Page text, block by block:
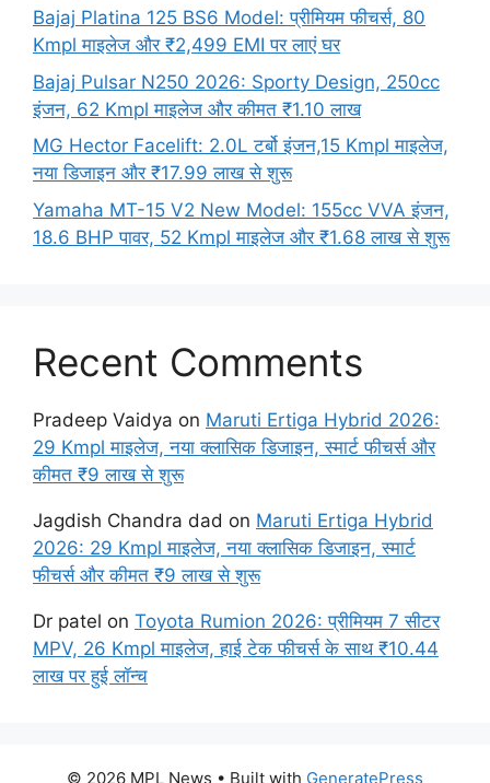
Bajaj Platina 125 BS6 Model: प्रीमियम फीचर्स, 80
Kmpl माइलेज और ₹2,499 EMI पर लाएं घर
Bajaj Pulsar N250 2026: Sporty Design, 250cc
इंजन, 62 Kmpl माइलेज और कीमत ₹1.10 लाख
MG Hector Facelift: 2.0L टर्बो इंजन,15 Kmpl माइलेज,
नया डिजाइन और ₹17.99 लाख से शुरू
Yamaha MT-15 V2 New Model: 155cc VVA इंजन,
18.6 BHP पावर, 52 Kmpl माइलेज और ₹1.68 लाख से शुरू
Recent Comments
Pradeep Vaidya on Maruti Ertiga Hybrid 2026:
29 Kmpl माइलेज, नया क्लासिक डिजाइन, स्मार्ट फीचर्स और
कीमत ₹9 लाख से शुरू
Jagdish Chandra dad on Maruti Ertiga Hybrid
2026: 29 Kmpl माइलेज, नया क्लासिक डिजाइन, स्मार्ट
फीचर्स और कीमत ₹9 लाख से शुरू
Dr patel on Toyota Rumion 2026: प्रीमियम 7 सीटर
MPV, 26 Kmpl माइलेज, हाई टेक फीचर्स के साथ ₹10.44
लाख पर हुई लॉन्च
© 2026 MPL News • Built with GeneratePress